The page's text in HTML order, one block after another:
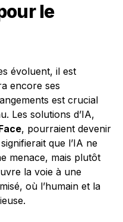
le
évoluent, il est
encore ses
est crucial
Les solutions d’IA,
, pourraient devenir
que l’IA ne
menace, mais plutôt
la voie à une
où l’humain et la